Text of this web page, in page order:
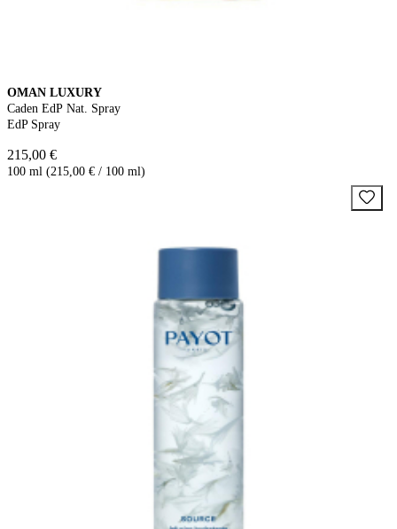
OMAN LUXURY
Caden EdP Nat. Spray
EdP Spray
215,00 €
100 ml (215,00 € / 100 ml)